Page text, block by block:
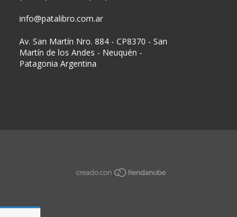
info@patalibro.com.ar
Av. San Martín Nro. 884 - CP8370 - San
Martín de los Andes - Neuquén -
Patagonia Argentina